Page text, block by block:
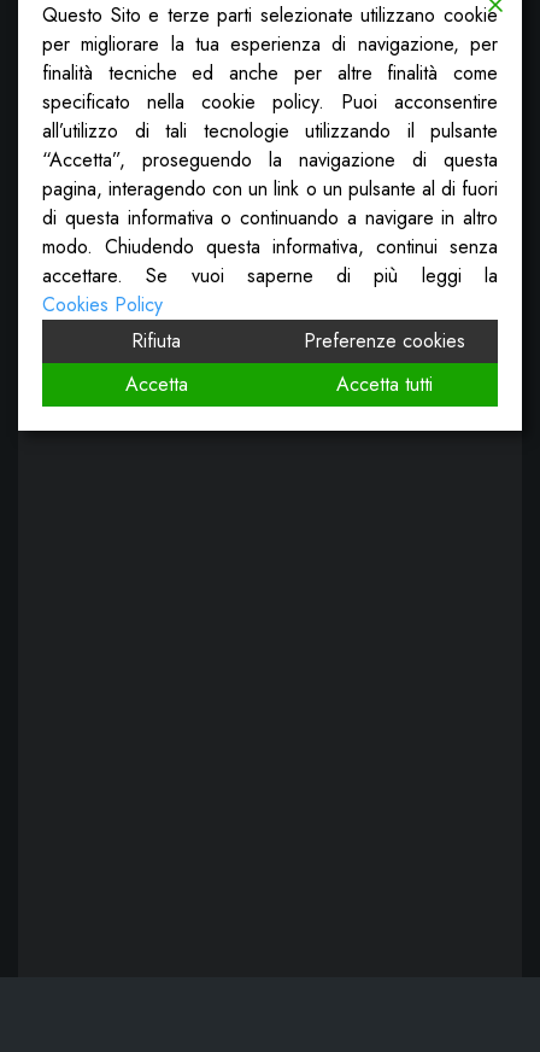
Questo Sito e terze parti selezionate utilizzano cookie
per migliorare la tua esperienza di navigazione, per
finalità tecniche ed anche per altre finalità come
specificato nella cookie policy. Puoi acconsentire
all’utilizzo di tali tecnologie utilizzando il pulsante
“Accetta”, proseguendo la navigazione di questa
pagina, interagendo con un link o un pulsante al di fuori
di questa informativa o continuando a navigare in altro
modo. Chiudendo questa informativa, continui senza
accettare. Se vuoi saperne di più leggi la
Cookies Policy
Rifiuta
Preferenze cookies
Accetta
Accetta tutti